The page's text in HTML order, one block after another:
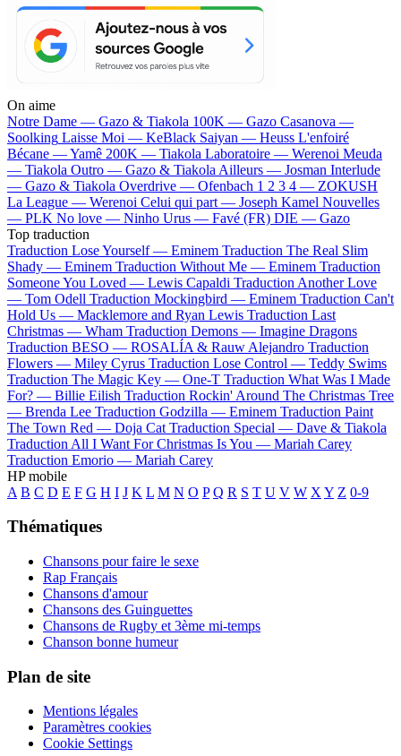
On aime
Notre Dame — Gazo & Tiakola 100K — Gazo Casanova —
Soolking Laisse Moi — KeBlack Saiyan — Heuss L'enfoiré
Bécane —Yamê 200K — Tiakola Laboratoire — Werenoi Meuda
— Tiakola Outro — Gazo & Tiakola Ailleurs — Josman Interlude
— Gazo & Tiakola Overdrive — Ofenbach 1 2 3 4 — ZOKUSH
La League — Werenoi Celui qui part — Joseph Kamel Nouvelles
— PLK No love — Ninho Urus — Favé (FR) DIE — Gazo
Top traduction
Traduction Lose Yourself — Eminem Traduction The Real Slim
Shady — Eminem Traduction Without Me — Eminem Traduction
Someone You Loved — Lewis Capaldi Traduction Another Love
— Tom Odell Traduction Mockingbird — Eminem Traduction Can't
Hold Us — Macklemore and Ryan Lewis Traduction Last
Christmas — Wham Traduction Demons — Imagine Dragons
Traduction BESO — ROSALÍA & Rauw Alejandro Traduction
Flowers — Miley Cyrus Traduction Lose Control — Teddy Swims
Traduction The Magic Key — One-T Traduction What Was I Made
For? — Billie Eilish Traduction Rockin' Around The Christmas Tree
— Brenda Lee Traduction Godzilla — Eminem Traduction Paint
The Town Red — Doja Cat Traduction Special — Dave & Tiakola
Traduction All I Want For Christmas Is You — Mariah Carey
Traduction Emorio — Mariah Carey
HP mobile
A B C D E F G H I J K L M N O P Q R S T U V W X Y Z 0-9
Thématiques
Chansons pour faire le sexe
Rap Français
Chansons d'amour
Chansons des Guinguettes
Chansons de Rugby et 3ème mi-temps
Chanson bonne humeur
Plan de site
Mentions légales
Paramètres cookies
Cookie Settings